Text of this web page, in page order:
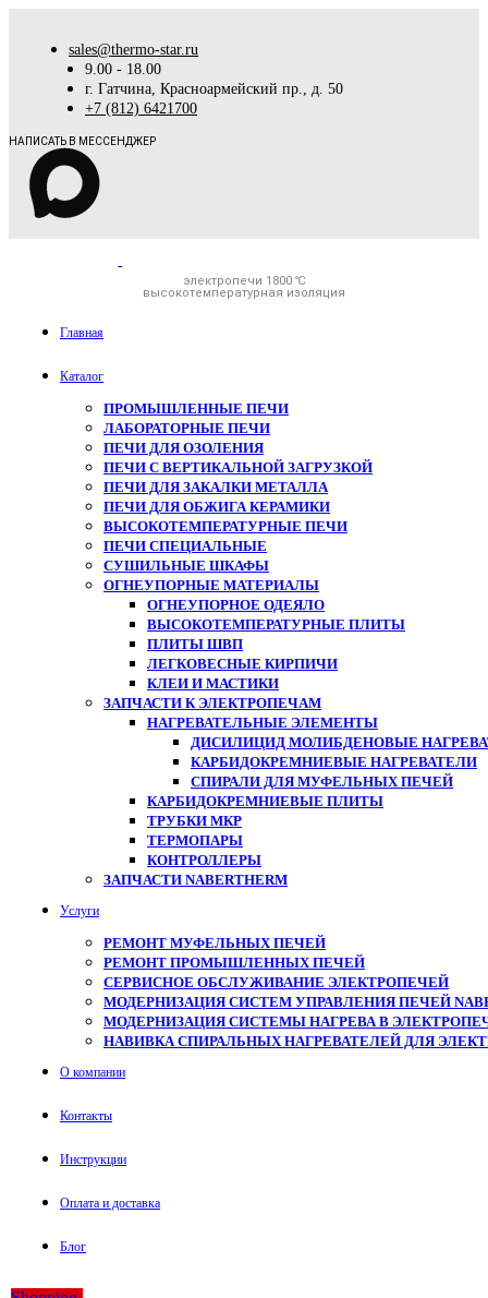
sales@thermo-star.ru
9.00 - 18.00
г. Гатчина, Красноармейский пр., д. 50
+7 (812) 6421700
НАПИСАТЬ В МЕССЕНДЖЕР
электропечи 1800 ℃
высокотемпературная изоляция
Главная
Каталог
ПРОМЫШЛЕННЫЕ ПЕЧИ
ЛАБОРАТОРНЫЕ ПЕЧИ
ПЕЧИ ДЛЯ ОЗОЛЕНИЯ
ПЕЧИ С ВЕРТИКАЛЬНОЙ ЗАГРУЗКОЙ
ПЕЧИ ДЛЯ ЗАКАЛКИ МЕТАЛЛА
ПЕЧИ ДЛЯ ОБЖИГА КЕРАМИКИ
ВЫСОКОТЕМПЕРАТУРНЫЕ ПЕЧИ
ПЕЧИ СПЕЦИАЛЬНЫЕ
СУШИЛЬНЫЕ ШКАФЫ
ОГНЕУПОРНЫЕ МАТЕРИАЛЫ
ОГНЕУПОРНОЕ ОДЕЯЛО
ВЫСОКОТЕМПЕРАТУРНЫЕ ПЛИТЫ
ПЛИТЫ ШВП
ЛЕГКОВЕСНЫЕ КИРПИЧИ
КЛЕИ И МАСТИКИ
ЗАПЧАСТИ К ЭЛЕКТРОПЕЧАМ
НАГРЕВАТЕЛЬНЫЕ ЭЛЕМЕНТЫ
ДИСИЛИЦИД МОЛИБДЕНОВЫЕ
КАРБИДОКРЕМНИЕВЫЕ НАГРЕВАТЕЛИ
СПИРАЛИ ДЛЯ МУФЕЛЬНЫХ ПЕЧЕЙ
КАРБИДОКРЕМНИЕВЫЕ ПЛИТЫ
ТРУБКИ МКР
ТЕРМОПАРЫ
КОНТРОЛЛЕРЫ
ЗАПЧАСТИ NABERTHERM
Услуги
РЕМОНТ МУФЕЛЬНЫХ ПЕЧЕЙ
РЕМОНТ ПРОМЫШЛЕННЫХ ПЕЧЕЙ
СЕРВИСНОЕ ОБСЛУЖИВАНИЕ ЭЛЕКТРОПЕЧЕЙ
МОДЕРНИЗАЦИЯ СИСТЕМ УПРАВЛЕНИЯ ПЕЧЕЙ
МОДЕРНИЗАЦИЯ СИСТЕМЫ НАГРЕВА В
НАВИВКА СПИРАЛЬНЫХ НАГРЕВАТЕЛЕЙ ДЛЯ
О компании
Контакты
Инструкции
Оплата и доставка
Блог